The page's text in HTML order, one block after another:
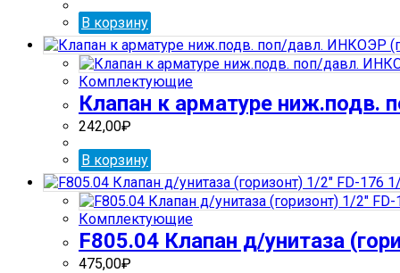
В корзину
Комплектующие
Клапан к арматуре
242,00₽
В корзину
Комплектующие
F805.04 Клапан д/унитаза
475,00₽